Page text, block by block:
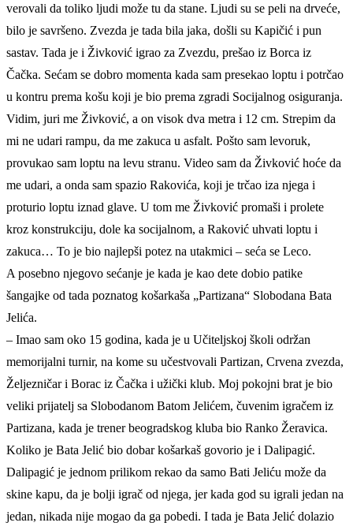
verovali da toliko ljudi može tu da stane. Ljudi su se peli na drveće,
bilo je savršeno. Zvezda je tada bila jaka, došli su Kapičić i pun
sastav. Tada je i Živković igrao za Zvezdu, prešao iz Borca iz
Čačka. Sećam se dobro momenta kada sam presekao loptu i potrčao
u kontru prema košu koji je bio prema zgradi Socijalnog osiguranja.
Vidim, juri me Živković, a on visok dva metra i 12 cm. Strepim da
mi ne udari rampu, da me zakuca u asfalt. Pošto sam levoruk,
provukao sam loptu na levu stranu. Video sam da Živković hoće da
me udari, a onda sam spazio Rakovića, koji je trčao iza njega i
proturio loptu iznad glave. U tom me Živković promaši i prolete
kroz konstrukciju, dole ka socijalnom, a Raković uhvati loptu i
zakuca… To je bio najlepši potez na utakmici – seća se Leco.
A posebno njegovo sećanje je kada je kao dete dobio patike
šangajke od tada poznatog košarkaša „Partizana“ Slobodana Bata
Jelića.
– Imao sam oko 15 godina, kada je u Učiteljskoj školi održan
memorijalni turnir, na kome su učestvovali Partizan, Crvena zvezda,
Željezničar i Borac iz Čačka i užički klub. Moj pokojni brat je bio
veliki prijatelj sa Slobodanom Batom Jelićem, čuvenim igračem iz
Partizana, kada je trener beogradskog kluba bio Ranko Žeravica.
Koliko je Bata Jelić bio dobar košarkaš govorio je i Dalipagić.
Dalipagić je jednom prilikom rekao da samo Bati Jeliću može da
skine kapu, da je bolji igrač od njega, jer kada god su igrali jedan na
jedan, nikada nije mogao da ga pobedi. I tada je Bata Jelić dolazio